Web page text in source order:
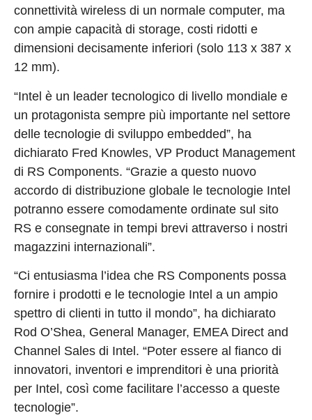
connettività wireless di un normale computer, ma
con ampie capacità di storage, costi ridotti e
dimensioni decisamente inferiori (solo 113 x 387 x
12 mm).
“Intel è un leader tecnologico di livello mondiale e
un protagonista sempre più importante nel settore
delle tecnologie di sviluppo embedded”, ha
dichiarato Fred Knowles, VP Product Management
di RS Components. “Grazie a questo nuovo
accordo di distribuzione globale le tecnologie Intel
potranno essere comodamente ordinate sul sito
RS e consegnate in tempi brevi attraverso i nostri
magazzini internazionali”.
“Ci entusiasma l’idea che RS Components possa
fornire i prodotti e le tecnologie Intel a un ampio
spettro di clienti in tutto il mondo”, ha dichiarato
Rod O’Shea, General Manager, EMEA Direct and
Channel Sales di Intel. “Poter essere al fianco di
innovatori, inventori e imprenditori è una priorità
per Intel, così come facilitare l’accesso a queste
tecnologie”.